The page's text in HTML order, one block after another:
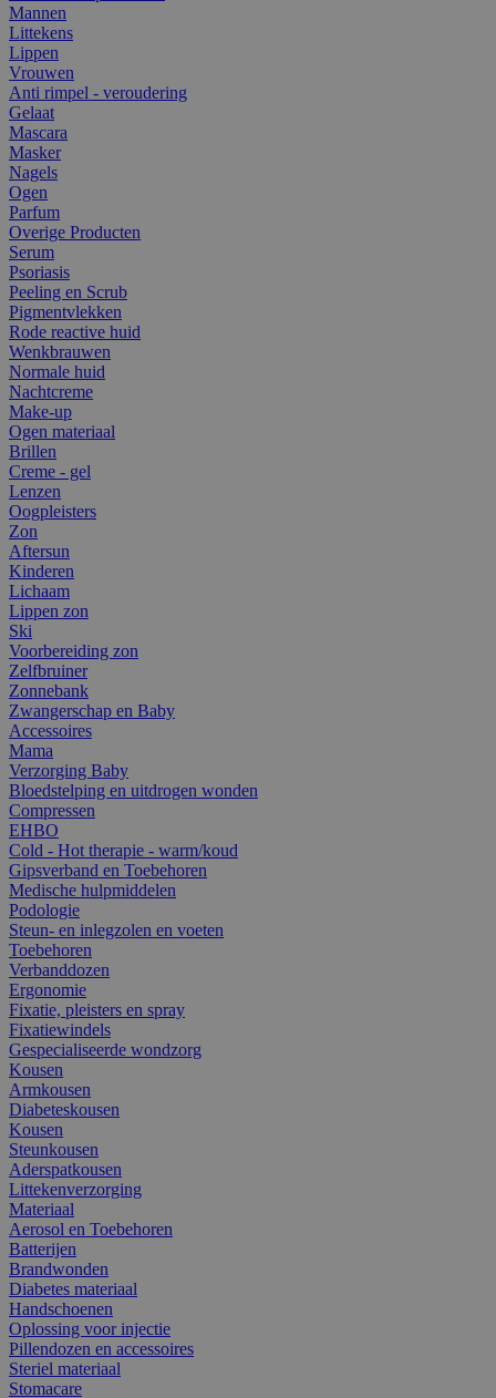
Mannen
Littekens
Lippen
Vrouwen
Anti rimpel - veroudering
Gelaat
Mascara
Masker
Nagels
Ogen
Parfum
Overige Producten
Serum
Psoriasis
Peeling en Scrub
Pigmentvlekken
Rode reactive huid
Wenkbrauwen
Normale huid
Nachtcreme
Make-up
Ogen materiaal
Brillen
Creme - gel
Lenzen
Oogpleisters
Zon
Aftersun
Kinderen
Lichaam
Lippen zon
Ski
Voorbereiding zon
Zelfbruiner
Zonnebank
Zwangerschap en Baby
Accessoires
Mama
Verzorging Baby
Bloedstelping en uitdrogen wonden
Compressen
EHBO
Cold - Hot therapie - warm/koud
Gipsverband en Toebehoren
Medische hulpmiddelen
Podologie
Steun- en inlegzolen en voeten
Toebehoren
Verbanddozen
Ergonomie
Fixatie, pleisters en spray
Fixatiewindels
Gespecialiseerde wondzorg
Kousen
Armkousen
Diabeteskousen
Kousen
Steunkousen
Aderspatkousen
Littekenverzorging
Materiaal
Aerosol en Toebehoren
Batterijen
Brandwonden
Diabetes materiaal
Handschoenen
Oplossing voor injectie
Pillendozen en accessoires
Steriel materiaal
Stomacare